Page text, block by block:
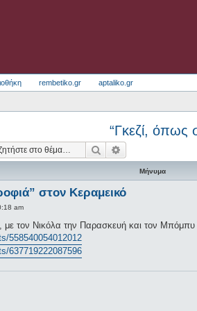
rembetiko.gr aptaliko.gr
“Γκεζί, όπως
Αναζήτηση
Μήνυμα
στον Κεραμεικό
am
με τον Νικόλα την Παρασκευή και τον
558540054012012
637719222087596